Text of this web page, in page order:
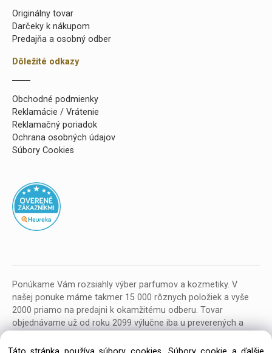
Originálny tovar
Darčeky k nákupom
Predajňa a osobný odber
Dôležité odkazy
Obchodné podmienky
Reklamácie / Vrátenie
Reklamačný poriadok
Ochrana osobných údajov
Súbory Cookies
Ponúkame Vám rozsiahly výber parfumov a kozmetiky. V
našej ponuke máme takmer 15 000 rôznych položiek a vyše
2000 priamo na predajni k okamžitému odberu. Tovar
objednávame už od roku 2099 výlučne iba u preverených a